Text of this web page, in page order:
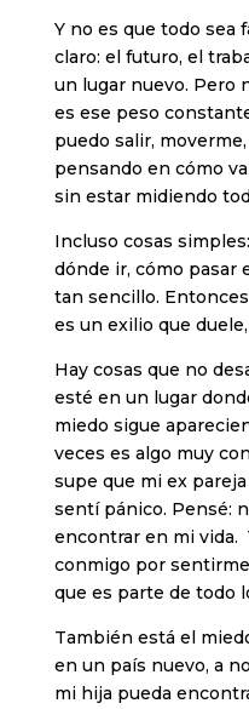
Y no es que todo sea
claro: el futuro, el
un lugar nuevo. Pero
es ese peso
puedo salir,
pensando en cómo
sin estar midiendo
Incluso cosas
dónde ir, cómo pasar
tan sencillo.
es un exilio que
Hay cosas que no
esté en un lugar
miedo sigue
veces es algo muy
supe que mi ex
sentí pánico. Pensé:
encontrar en mi vida.
conmigo por
que es parte de todo
También está el
en un país nuevo, a
mi hija pueda